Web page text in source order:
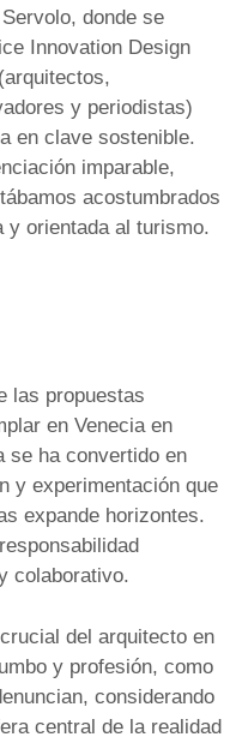
donde se
Innovation Design
y periodistas)
en clave sostenible.
imparable,
acostumbrados
y orientada al turismo.
las propuestas
en Venecia en
se ha convertido en
y experimentación que
expande horizontes.
colaborativo.
del arquitecto en
y profesión, como
considerando
central de la realidad